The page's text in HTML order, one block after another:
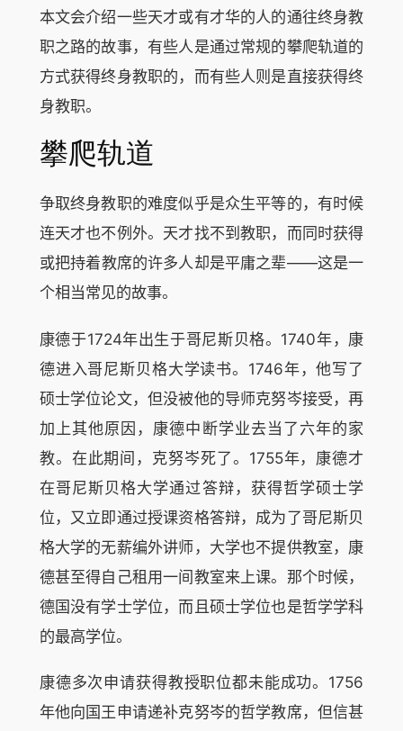
本文会介绍一些天才或有才华的人的通往终身教
职之路的故事，有些人是通过常规的攀爬轨道的
方式获得终身教职的，而有些人则是直接获得终
身教职。
攀爬轨道
争取终身教职的难度似乎是众生平等的，有时候
连天才也不例外。天才找不到教职，而同时获得
或把持着教席的许多人却是平庸之辈——这是一
个相当常见的故事。
康德于1724年出生于哥尼斯贝格。1740年，康
德进入哥尼斯贝格大学读书。1746年，他写了
硕士学位论文，但没被他的导师克努岑接受，再
加上其他原因，康德中断学业去当了六年的家
教。在此期间，克努岑死了。1755年，康德才
在哥尼斯贝格大学通过答辩，获得哲学硕士学
位，又立即通过授课资格答辩，成为了哥尼斯贝
格大学的无薪编外讲师，大学也不提供教室，康
德甚至得自己租用一间教室来上课。那个时候，
德国没有学士学位，而且硕士学位也是哲学学科
的最高学位。
康德多次申请获得教授职位都未能成功。1756
年他向国王申请递补克努岑的哲学教席，但信甚